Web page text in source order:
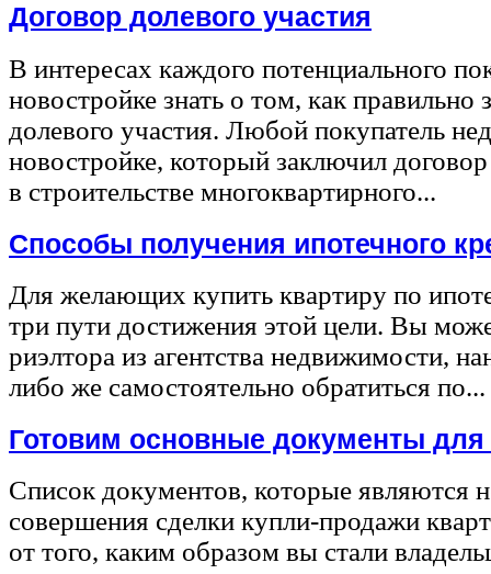
Договор долевого участия
В интересах каждого потенциального
новостройке знать о том, как правильно
долевого участия. Любой покупатель
новостройке, который заключил
в строительстве многоквартирного...
Способы получения ипотечного
Для желающих купить квартиру по
три пути достижения этой цели. Вы
риэлтора из агентства недвижимости,
либо же самостоятельно обратиться по...
Готовим основные документы
Список документов, которые являются
совершения сделки купли-продажи
от того, каким образом вы стали